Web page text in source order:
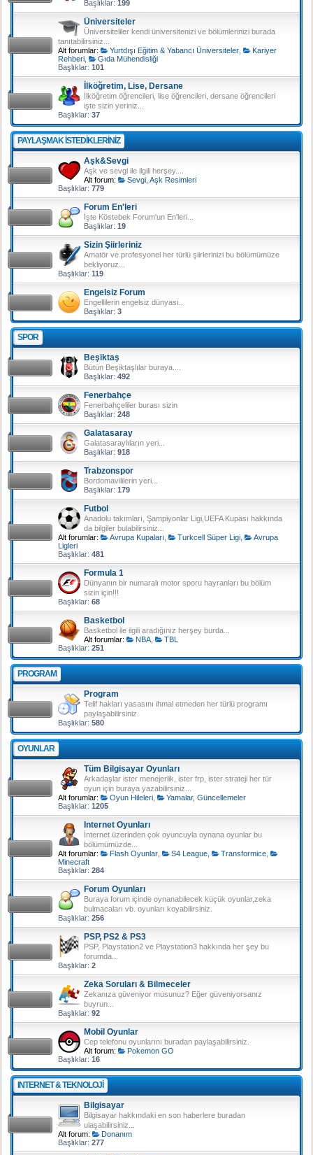
Başlıklar: 199
Üniversiteler
Üniversiteliler kendi üniversitenizi ve bölümlerinizi burada
tanıtabilirsiniz...
Alt forumlar:
Yurtdışı Eğitim & Yabancı Üniversiteler,
Kariyer
Rehberi
Gıda Mühendisliği
Başlıklar: 101
İlköğretim, Lise, Dersane
İlköğretim öğrencileri, lise öğrencileri, dersane öğrencileri
işte sizin yeriniz...
Başlıklar: 37
PAYLAŞMAK ISTEDIKLERINIZ
Aşk&Sevgi
Aşk ve sevgi ile ilgili herşey....
Alt forum:
Sevgi, Aşk Resimleri
Başlıklar: 779
Forum En'leri
İşte Köstebek Forum'un En'leri...
Başlıklar: 19
Sizin Şiirleriniz
Amatör ve profesyonel her türlü şiirlerinizi bu bölümümüze
bekliyoruz...
Başlıklar: 119
Engelsiz Forum
Engellilerin engelsiz dünyası..
Başlıklar: 3
SPOR
Beşiktaş
Bütün Beşiktaşlılar buraya....
Başlıklar: 492
Fenerbahçe
Fenerbahçeliler burası sizin
Başlıklar: 248
Galatasaray
Galatasaraylıların yeri...
Başlıklar: 918
Trabzonspor
Bordomavililerin yeri...
Başlıklar: 179
Futbol
Anadolu takımları, Şampiyonlar Ligi,UEFA Kupası hakkında
da bilgiler bulabilirsiniz...
Alt forumlar:
Avrupa Kupaları Turkcell Süper Ligi,
Avrupa
Ligleri
Başlıklar: 481
Formula 1
Dünyanın bir numaralı motor sporu hayranları bu bölüm
sizin için!!!
Başlıklar: 68
Basketbol
Basketbol ile ilgili aradığınız herşey burda...
Alt forumlar:
NBA,
TBL
Başlıklar: 251
PROGRAM
Program
Telif hakları yasasını ihmal etmeden her türlü programı
paylaşabilirsiniz.
Başlıklar: 580
OYUNLAR
Tüm Bilgisayar Oyunları
Arkadaşlar ister menejerlik, ister frp, ister strateji her tür
oyun için buraya yazabilirsiniz...
Alt forumlar:
Oyun Hileleri,
Yamalar, Güncellemeler
Başlıklar: 1205
Internet Oyunları
İnternet üzerinden çok oyuncuyla oynana oyunlar bu
bölümümüzde...
Alt forumlar:
Flash Oyunlar, S4 League, Transformice,
Minecraft
Başlıklar: 284
Forum Oyunları
Buraya forum içinde oynanabilecek küçük oyunlar,zeka
bulmacaları vb. oyunları koyabilirsiniz.
Başlıklar: 256
PSP, PS2 & PS3
PSP, Playstation2 ve Playstation3 hakkında her şey bu
forumda...
Başlıklar: 2
Zeka Soruları & Bilmeceler
Zekanıza güveniyor musunuz? Eğer güveniyorsanız
buyrun...
Başlıklar: 92
Mobil Oyunlar
Cep telefonu oyunlarını buradan paylaşabilirsiniz.
Alt forum:
Pokemon GO
Başlıklar: 16
INTERNET & TEKNOLOJI
Bilgisayar
Bilgisayar hakkındaki en son haberlere buradan
ulaşabilirsiniz...
Alt forum:
Donanım
Başlıklar: 277